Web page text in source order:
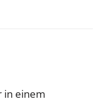
in einem